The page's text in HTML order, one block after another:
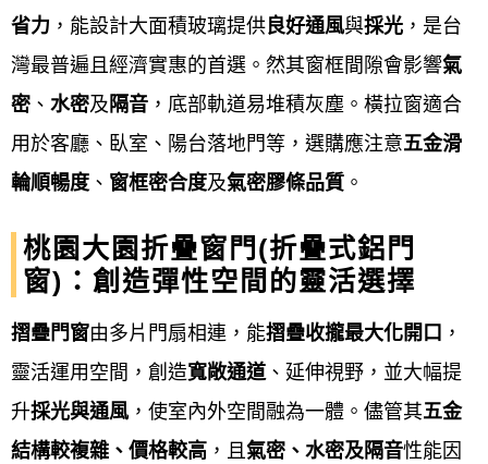
維修與客製化等，旨在滿足住宅與商業空間對採光、
通風、隔音、安全、節能與美觀的需求。
門的工程： 不鏽鋼門、鋁門、鍛造門、白鐵
門、鐵捲門、鋼板門、鋼木門、琺瑯門、硫
動門、…等。
窗、景觀推側窗、氣密窗、隔音氣密窗…
等。
鐵皮屋施工：鐵皮屋工程、頂樓加蓋、鋼構
省力 ，能設計大面積玻璃提供良好通風與採光 ，是台
灣最普遍且經濟實惠的首選。然其窗框間隙會影響氣
密 、 水密及 隔音 ，底部軌道易堆積灰塵。橫拉窗適合
用於客廳、臥室、陽台落地門等，選購應注意五金滑
輪順暢度、 窗框密合度及氣密膠條品質 。
桃園大園折疊窗門(折疊式鋁門
窗)：創造彈性空間的靈活選擇
摺疊門窗由多片門扇相連，能摺疊收攏最大化開口 ，
靈活運用空間，創造寬敞通道、延伸視野，並大幅提
升採光與通風 ，使室內外空間融為一體。儘管其五金
結構較複雜、價格較高 ，且氣密、水密及隔音性能因